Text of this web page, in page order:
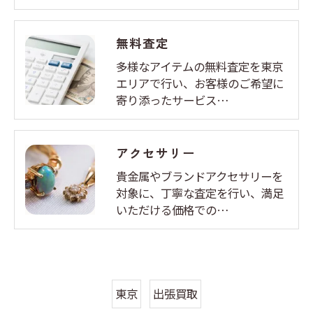
無料査定
多様なアイテムの無料査定を東京
エリアで行い、お客様のご希望に
寄り添ったサービス…
アクセサリー
貴金属やブランドアクセサリーを
対象に、丁寧な査定を行い、満足
いただける価格での…
東京 出張買取